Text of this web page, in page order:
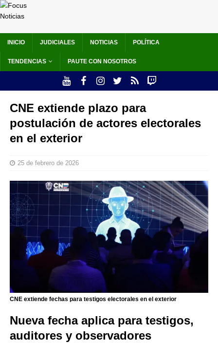
INICIO JUDICIALES NOTICIAS POLÍTICA
TENDENCIAS PAUTE CON NOSOTROS
CNE extiende plazo para
postulación de actores electorales
en el exterior
25 de febrero de 2026
CNE extiende fechas para testigos electorales en el exterior
Nueva fecha aplica para testigos,
auditores y observadores